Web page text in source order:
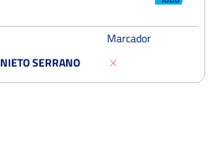
Marcador
SERRANO